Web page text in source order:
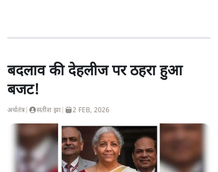
बदलाव की देहलीज पर ठहरा हुआ
बजट!
अर्थतंत्र सतीश झा 2 FEB, 2026